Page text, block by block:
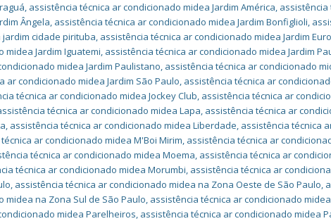
, assistência técnica ar condicionado midea Jardim América, assistência
Ângela, assistência técnica ar condicionado midea Jardim Bonfiglioli,
cidade pirituba, assistência técnica ar condicionado midea Jardim
midea Jardim Iguatemi, assistência técnica ar condicionado midea Jardim
midea Jardim Paulistano, assistência técnica ar condicionado
ar condicionado midea Jardim São Paulo, assistência técnica ar
técnica ar condicionado midea Jockey Club, assistência técnica ar
técnica ar condicionado midea Lapa, assistência técnica ar
, assistência técnica ar condicionado midea Liberdade, assistência técnica
ar condicionado midea M'Boi Mirim, assistência técnica ar
técnica ar condicionado midea Moema, assistência técnica ar
técnica ar condicionado midea Morumbi, assistência técnica ar
, assistência técnica ar condicionado midea na Zona Oeste de São Paulo,
midea na Zona Sul de São Paulo, assistência técnica ar condicionado
midea Parelheiros, assistência técnica ar condicionado midea